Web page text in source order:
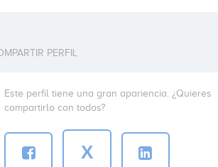
PERFIL
Este perfil tiene una gran apariencia. ¿Quieres
compartirlo con todos?
X